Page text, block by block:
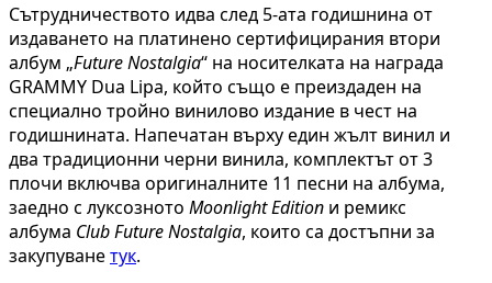
Сътрудничеството идва след 5-ата годишнина от
издаването на платинено сертифицирания втори
албум „Future Nostalgia“ на носителката на награда
GRAMMY Dua Lipa, който също е преиздаден на
специално тройно винилово издание в чест на
годишнината. Напечатан върху един жълт винил и
два традиционни черни винилa, комплектът от 3
плочи включва оригиналните 11 песни на албума,
заедно с луксозното Moonlight Edition и ремикс
албума Club Future Nostalgia, които са достъпни за
закупуванетук.